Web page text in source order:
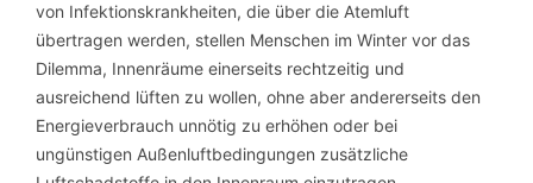
von Infektionskrankheiten, die über die Atemluft
übertragen werden, stellen Menschen im Winter vor das
Dilemma, Innenräume einerseits rechtzeitig und
ausreichend lüften zu wollen, ohne aber andererseits den
Energieverbrauch unnötig zu erhöhen oder bei
ungünstigen Außenluftbedingungen zusätzliche